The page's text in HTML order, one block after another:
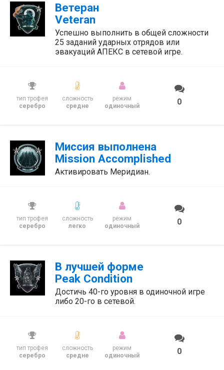
Ветеран
Veteran
Успешно выполнить в общей сложности
25 заданий ударных отрядов или
эвакуаций АПЕКС в сетевой игре.
тип трофея
серебро
сложность
средне
режим
одиночный
0
Миссия выполнена
Mission Accomplished
Активировать Меридиан.
тип трофея
серебро
сложность
легко
режим
одиночный
0
В лучшей форме
Peak Condition
Достичь 40-го уровня в одиночной игре
либо 20-го в сетевой.
тип трофея
серебро
сложность
средне
режим
одиночный
0